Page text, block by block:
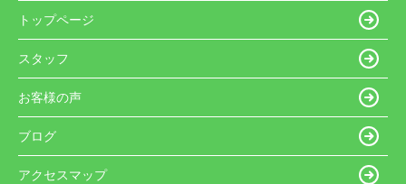
トップページ
スタッフ
お客様の声
ブログ
アクセスマップ